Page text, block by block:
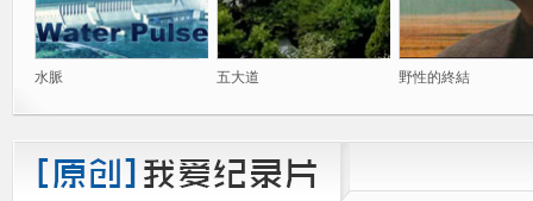
水脈 五大道 野性的終結